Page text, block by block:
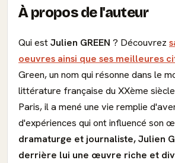
À propos de l'auteur
Qui estJulien GREEN ? Découvrez
oeuvres ainsi que ses meilleures
Green, un nom qui résonne dans le
littérature française du XXème
Paris, il a mené une vie remplie
d'expériences qui ont influencé son
dramaturge et journaliste, Julien
derrière lui une œuvre riche et